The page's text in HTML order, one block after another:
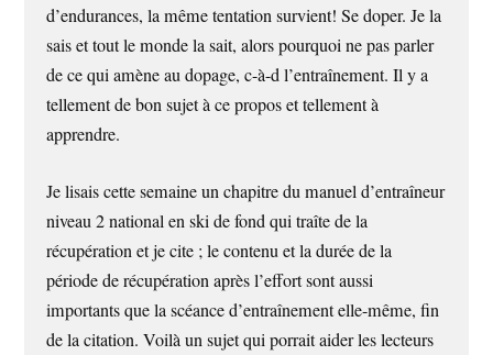
d’endurances, la même tentation survient! Se doper. Je la
sais et tout le monde la sait, alors pourquoi ne pas parler
de ce qui amène au dopage, c-à-d l’entraînement. Il y a
tellement de bon sujet à ce propos et tellement à
apprendre.
Je lisais cette semaine un chapitre du manuel d’entraîneur
niveau 2 national en ski de fond qui traîte de la
récupération et je cite ; le contenu et la durée de la
période de récupération après l’effort sont aussi
importants que la scéance d’entraînement elle-même, fin
de la citation. Voilà un sujet qui porrait aider les lecteurs